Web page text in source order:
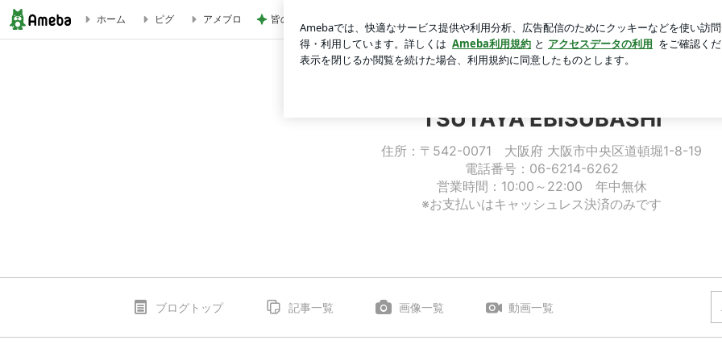
ホーム ピグ アメブロ 皆のおかげで続けられたブログ生活
TSUTAYA EBISUBASHI
住所：〒542-0071 大阪府 大阪市中央区道頓堀1-8-19
電話番号：06-6214-6262
営業時間：10:00～22:00 年中無休
※お支払いはキャッシュレス決済のみです
ブログトップ 記事一覧 画像一覧 動画一覧